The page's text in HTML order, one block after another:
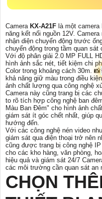
Camera KX-A21F là một
năng kết nối nguồn 12V.
nhận diện chuyển động trước
chuyển động trong tầm quan sát
Với độ phân giải 2.0 MP FULL
hình ảnh sắc nét, tiết kiệm chi
Color trong khoảng cách 30m. 📸
khả năng giữ màu trong điều
ảnh chất lượng qua công nghệ
Camera này cũng trang bị các
to rõ tích hợp công nghệ ban
Màu Ban Đêm" cho hình ảnh
giám sát ít góc chết nhất, giúp
hướng đến.
Với các công nghệ nén video
giám sát qua điện thoại trở nên
cũng được trang bị công nghệ
cho các kho hàng, văn phòng,
hiệu quả và giám sát 24/7
các môi trường cần quan sát an
CHỌN